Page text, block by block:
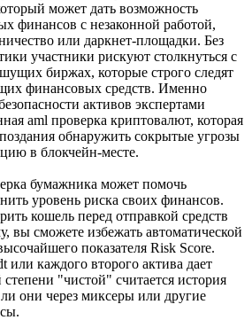
может дать возможность
финансов с незаконной работой,
или даркнет-площадки. Без
участники рискуют столкнуться с
биржах, которые строго следят
финансовых средств. Именно
активов экспертами
aml проверка криптовалют, которая
обнаружить сокрытые угрозы
в блокчейн-месте.
бумажника может помочь
уровень риска своих финансов.
кошель перед отправкой средств
вы сможете избежать автоматической
показателя Risk Score.
или каждого второго актива дает
"чистой" считается история
они через миксеры или другие